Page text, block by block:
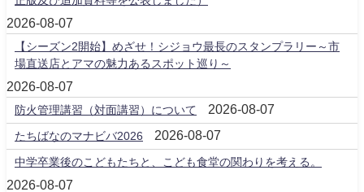
2026-08-07
【シーズン2開始】めざせ！シジョウ最長のスタンプラリー～市
場直送店とアマの魅力あるスポット巡り～
2026-08-07
防火管理講習（対面講習）について 2026-08-07
たちばなのマナビバ2026 2026-08-07
中学卒業後のこどもたちと、こども食堂の関わりを考える。
2026-08-07